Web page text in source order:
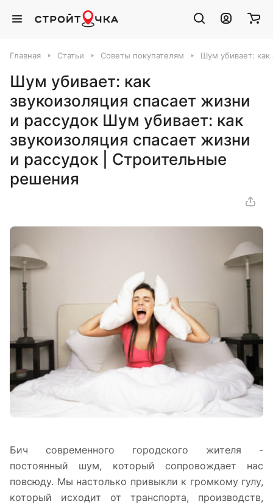
Главная Статьи Советы покупателям Шум убивает: как
Шум убивает: как
звукоизоляция спасает жизни
и рассудок Шум убивает: как
звукоизоляция спасает жизни
и рассудок | Строительные
решения
Бич современного городского жителя -
постоянный шум, который сопровождает нас
повсюду. Мы настолько привыкли к громкому гулу,
который исходит от транспорта, производств,